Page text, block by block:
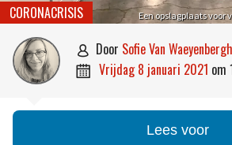
Een opslagplaats voor
CORONACRISIS
 door Sofie Van
 vrijdag 8 januari 2021 om
Lees voor